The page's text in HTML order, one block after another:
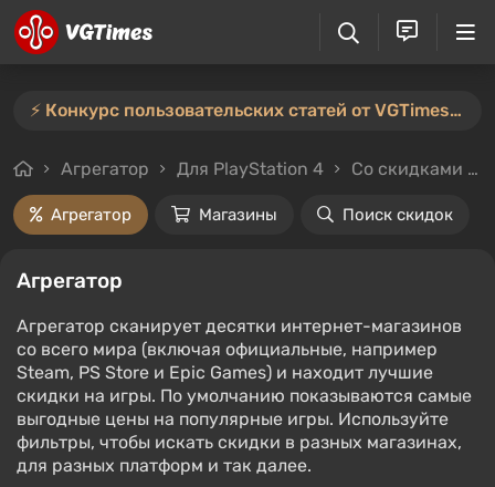
⚡️ Конкурс пользовательских статей от VGTimes продлён — участвуйте тут ⚡️
Агрегатор Для PlayStation 4 Со скидками и без
Агрегатор Магазины Поиск скидок
Агрегатор
Агрегатор сканирует десятки интернет-магазинов
со всего мира (включая официальные, например
Steam, PS Store и Epic Games) и находит лучшие
скидки на игры. По умолчанию показываются самые
выгодные цены на популярные игры. Используйте
фильтры, чтобы искать скидки в разных магазинах,
для разных платформ и так далее.